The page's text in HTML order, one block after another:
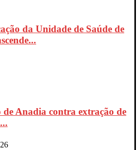
da Unidade de Saúde de
Anadia contra extração de